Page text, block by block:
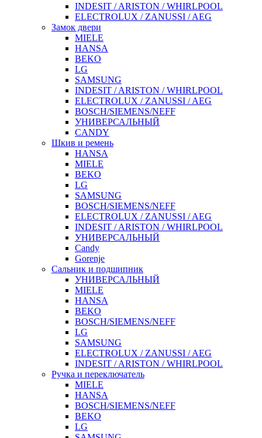
INDESIT / ARISTON / WHIRLPOOL
ELECTROLUX / ZANUSSI / AEG
Замок двери
MIELE
HANSA
BEKO
LG
SAMSUNG
INDESIT / ARISTON / WHIRLPOOL
ELECTROLUX / ZANUSSI / AEG
BOSCH/SIEMENS/NEFF
УНИВЕРСАЛЬНЫЙ
CANDY
Шкив и ремень
HANSA
MIELE
BEKO
LG
SAMSUNG
BOSCH/SIEMENS/NEFF
ELECTROLUX / ZANUSSI / AEG
INDESIT / ARISTON / WHIRLPOOL
УНИВЕРСАЛЬНЫЙ
Candy
Gorenje
Сальник и подшипник
УНИВЕРСАЛЬНЫЙ
MIELE
HANSA
BEKO
BOSCH/SIEMENS/NEFF
LG
SAMSUNG
ELECTROLUX / ZANUSSI / AEG
INDESIT / ARISTON / WHIRLPOOL
Ручка и переключатель
MIELE
HANSA
BOSCH/SIEMENS/NEFF
BEKO
LG